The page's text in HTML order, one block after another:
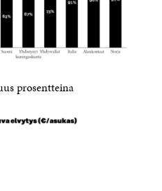
prosentteina